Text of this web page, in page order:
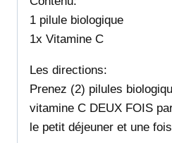
1 pilule biologique
1x Vitamine C
Les directions:
Prenez (2) pilules
vitamine C DEUX FOIS
le petit déjeuner et une